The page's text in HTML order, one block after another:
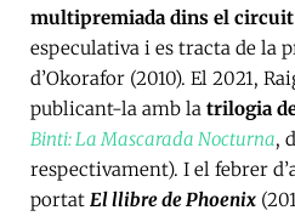
multipremiada dins el circuit
especulativa i es tracta de la
d’Okorafor (2010). El 2021,
publicant-la amb la trilogia
Binti: La Mascarada Nocturna,
respectivament). I el febrer
portat El llibre de Phoenix